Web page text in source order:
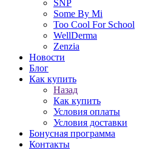
SNP
Some By Mi
Too Cool For School
WellDerma
Zenzia
Новости
Блог
Как купить
Назад
Как купить
Условия оплаты
Условия доставки
Бонусная программа
Контакты